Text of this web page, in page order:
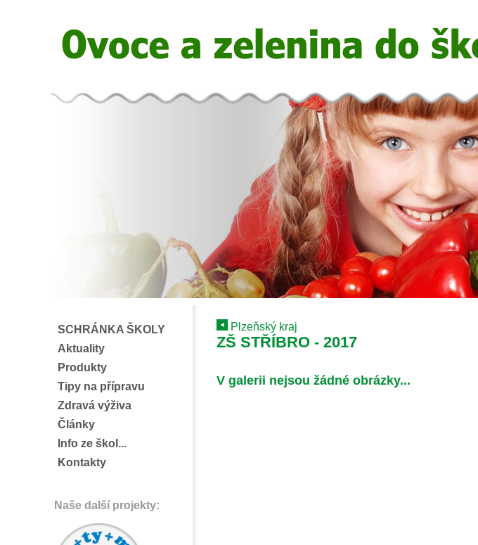
SCHRÁNKA ŠKOLY
Aktuality
Produkty
Tipy na přípravu
Zdravá výživa
Články
Info ze škol...
Kontakty
Naše další projekty:
Plzeňský kraj
ZŠ STŘÍBRO - 2017
V galerii nejsou žádné obrázky...